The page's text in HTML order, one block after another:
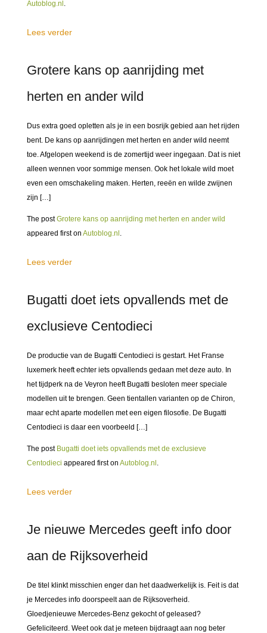
Autoblog.nl .
Lees verder
Grotere kans op aanrijding met
herten en ander wild
Dus extra goed opletten als je in een bosrijk gebied aan het rijden
bent. De kans op aanrijdingen met herten en ander wild neemt
toe. Afgelopen weekend is de zomertijd weer ingegaan. Dat is niet
alleen wennen voor sommige mensen. Ook het lokale wild moet
even een omschakeling maken. Herten, reeën en wilde zwijnen
zijn […]
The postGrotere kans op aanrijding met herten en ander wild
appeared first on Autoblog.nl .
Lees verder
Bugatti doet iets opvallends met de
exclusieve Centodieci
De productie van de Bugatti Centodieci is gestart. Het Franse
luxemerk heeft echter iets opvallends gedaan met deze auto. In
het tijdperk na de Veyron heeft Bugatti besloten meer speciale
modellen uit te brengen. Geen tientallen varianten op de Chiron,
maar echt aparte modellen met een eigen filosofie. De Bugatti
Centodieci is daar een voorbeeld […]
The post Bugatti doet iets opvallends met de exclusieve
Centodieci appeared first on Autoblog.nl .
Lees verder
Je nieuwe Mercedes geeft info door
aan de Rijksoverheid
De titel klinkt misschien enger dan het daadwerkelijk is. Feit is dat
je Mercedes info doorspeelt aan de Rijksoverheid.
Gloedjenieuwe Mercedes-Benz gekocht of geleased?
Gefeliciteerd. Weet ook dat je meteen bijdraagt aan nog beter